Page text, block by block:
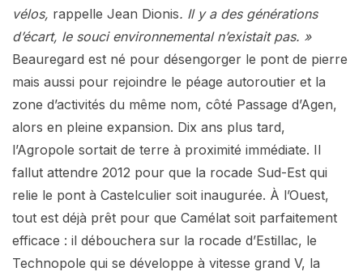
vélos, rappelle Jean Dionis. Il y a des générations
d’écart, le souci environnemental n’existait pas. »
Beauregard est né pour désengorger le pont de pierre
mais aussi pour rejoindre le péage autoroutier et la
zone d’activités du même nom, côté Passage d’Agen,
alors en pleine expansion. Dix ans plus tard,
l’Agropole sortait de terre à proximité immédiate. Il
fallut attendre 2012 pour que la rocade Sud-Est qui
relie le pont à Castelculier soit inaugurée. À l’Ouest,
tout est déjà prêt pour que Camélat soit parfaitement
efficace : il débouchera sur la rocade d’Estillac, le
Technopole qui se développe à vitesse grand V, la